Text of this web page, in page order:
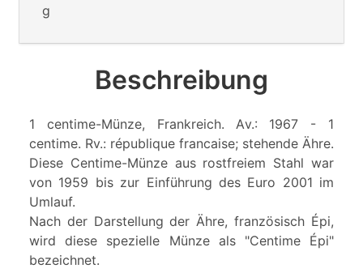
g
Beschreibung
1 centime-Münze, Frankreich. Av.: 1967 - 1
centime. Rv.: république francaise; stehende Ähre.
Diese Centime-Münze aus rostfreiem Stahl war
von 1959 bis zur Einführung des Euro 2001 im
Umlauf.
Nach der Darstellung der Ähre, französisch Épi,
wird diese spezielle Münze als "Centime Épi"
bezeichnet.